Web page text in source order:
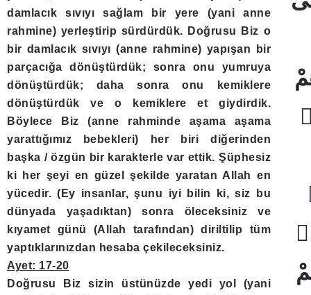
damlacık sıvıyı sağlam bir yere (yani anne
rahmine) yerleştirip sürdürdük. Doğrusu Biz o
bir damlacık sıvıyı (anne rahmine) yapışan bir
parçacığa dönüştürdük; sonra onu yumruya
dönüştürdük; daha sonra onu kemiklere
dönüştürdük ve o kemiklere et giydirdik.
Böylece Biz (anne rahminde aşama aşama
yarattığımız bebekleri) her biri diğerinden
başka / özgün bir karakterle var ettik. Şüphesiz
ki her şeyi en güzel şekilde yaratan Allah en
yücedir. (Ey insanlar, şunu iyi bilin ki, siz bu
dünyada yaşadıktan) sonra öleceksiniz ve
kıyamet günü (Allah tarafından) diriltilip tüm
yaptıklarınızdan hesaba çekileceksiniz.
Ayet: 17-20
Doğrusu Biz sizin üstünüzde yedi yol (yani